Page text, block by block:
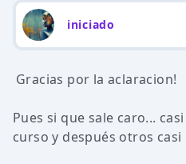
iniciado
Gracias por la aclaracion!
Pues si que sale caro...
curso y después otros